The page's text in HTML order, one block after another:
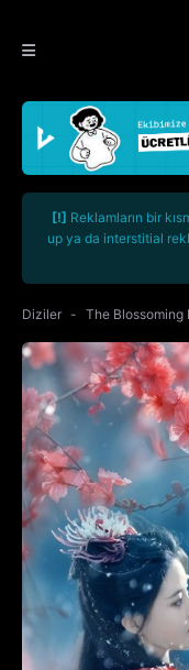
[!] Reklamların bir
up ya da interstitial
Diziler The Blossoming